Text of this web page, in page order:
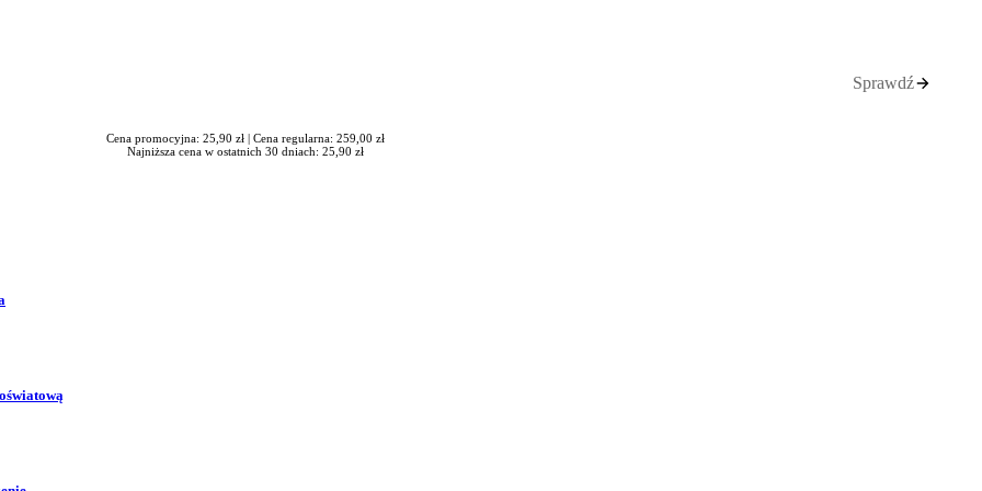
Sprawdź
Cena promocyjna: 25,90 zł | Cena regularna: 259,00 zł
Najniższa cena w ostatnich 30 dniach: 25,90 zł